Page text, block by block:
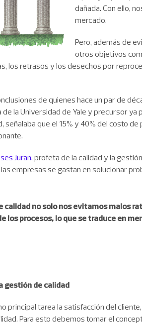
dañada. Con ello,
mercado.
Pero, además de
otros objetivos
los retrasos y los desechos por
de quienes hace un par de
la Universidad de Yale y precursor
señalaba que el 15% y 40% del costo
Juran,profeta de la calidad y la
empresas se gastan en solucionar
calidad no solo nos evitamos malos
los procesos, lo que se traduce en
gestión de calidad
principal tarea la satisfacción del
Para esto debemos tomar el